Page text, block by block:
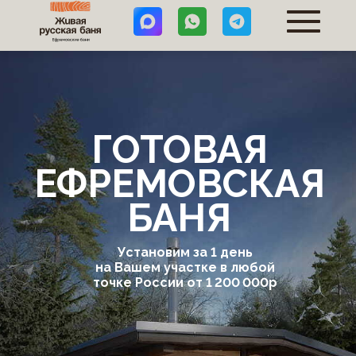
ГОТОВАЯ
ЕФРЕМОВСКАЯ
БАНЯ
Установим за 1 день
на Вашем участке в любой
точке России от 1 200 000р